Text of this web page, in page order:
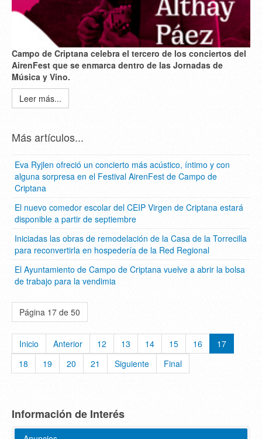
Campo de Criptana celebra el tercero de los conciertos del
AirenFest que se enmarca dentro de las Jornadas de
Música y Vino.
Leer más...
Más artículos...
Eva Ryjlen ofreció un concierto más acústico, íntimo y con
alguna sorpresa en el Festival AirenFest de Campo de
Criptana
El nuevo comedor escolar del CEIP Virgen de Criptana estará
disponible a partir de septiembre
Iniciadas las obras de remodelación de la Casa de la Torrecilla
para reconvertirla en hospedería de la Red Regional
El Ayuntamiento de Campo de Criptana vuelve a abrir la bolsa
de trabajo para la vendimia
Página 17 de 50
Inicio Anterior 12 13 14 15 16
17
18
19 20 21 Siguiente Final
Información de Interés